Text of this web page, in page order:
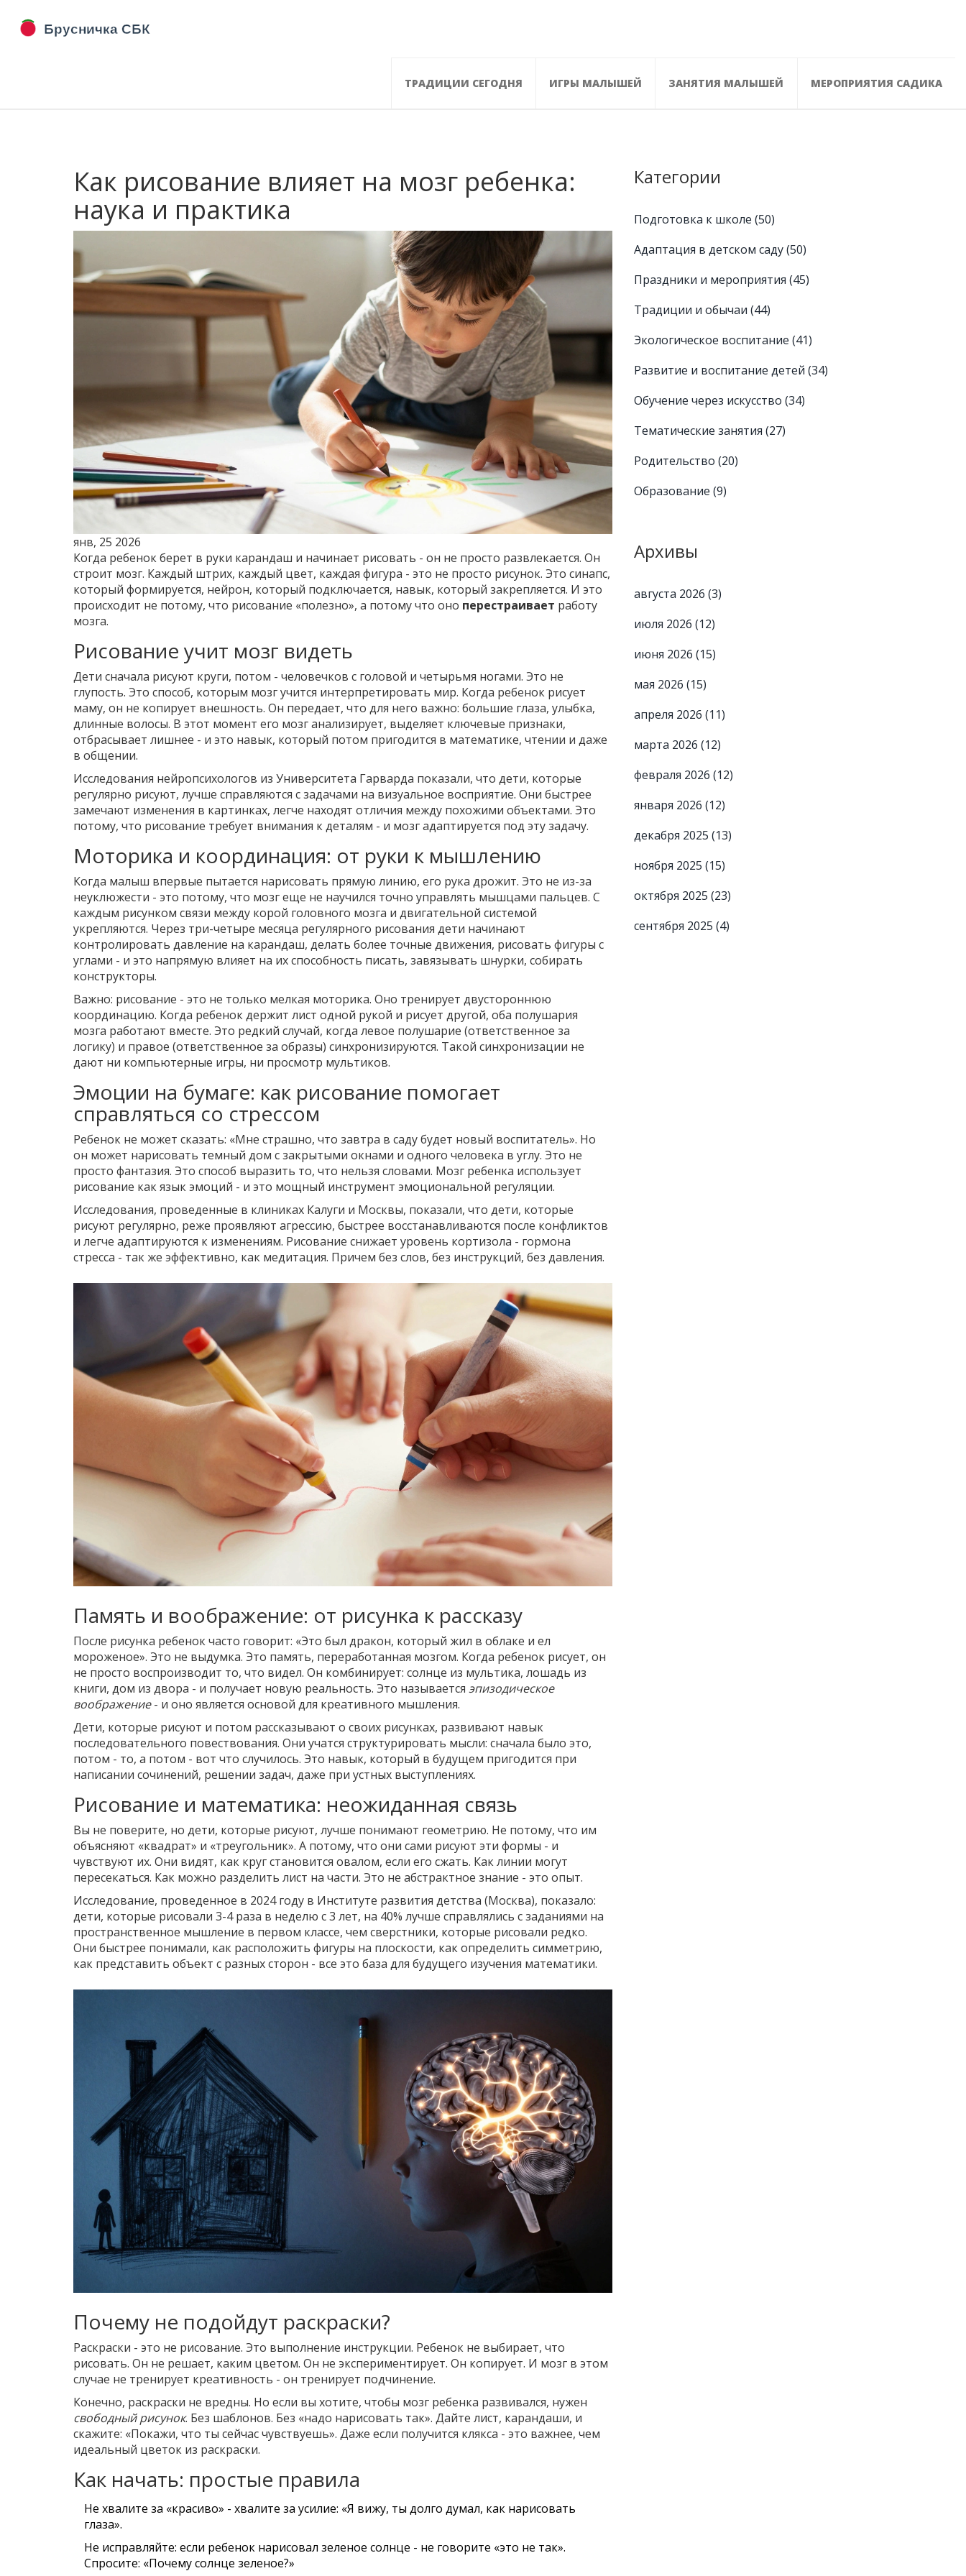
ТРАДИЦИИ СЕГОДНЯ ИГРЫ МАЛЫШЕЙ ЗАНЯТИЯ МАЛЫШЕЙ МЕРОПРИЯТИЯ САДИКА
Как рисование влияет на мозг ребенка:
наука и практика
янв, 25 2026
Когда ребенок берет в руки карандаш и начинает рисовать - он не просто развлекается. Он
строит мозг. Каждый штрих, каждый цвет, каждая фигура - это не просто рисунок. Это синапс,
который формируется, нейрон, который подключается, навык, который закрепляется. И это
происходит не потому, что рисование «полезно», а потому что оно перестраивает работу
мозга.
Рисование учит мозг видеть
Дети сначала рисуют круги, потом - человечков с головой и четырьмя ногами. Это не
глупость. Это способ, которым мозг учится интерпретировать мир. Когда ребенок рисует
маму, он не копирует внешность. Он передает, что для него важно: большие глаза, улыбка,
длинные волосы. В этот момент его мозг анализирует, выделяет ключевые признаки,
отбрасывает лишнее - и это навык, который потом пригодится в математике, чтении и даже
в общении.
Исследования нейропсихологов из Университета Гарварда показали, что дети, которые
регулярно рисуют, лучше справляются с задачами на визуальное восприятие. Они быстрее
замечают изменения в картинках, легче находят отличия между похожими объектами. Это
потому, что рисование требует внимания к деталям - и мозг адаптируется под эту задачу.
Моторика и координация: от руки к мышлению
Когда малыш впервые пытается нарисовать прямую линию, его рука дрожит. Это не из-за
неуклюжести - это потому, что мозг еще не научился точно управлять мышцами пальцев. С
каждым рисунком связи между корой головного мозга и двигательной системой
укрепляются. Через три-четыре месяца регулярного рисования дети начинают
контролировать давление на карандаш, делать более точные движения, рисовать фигуры с
углами - и это напрямую влияет на их способность писать, завязывать шнурки, собирать
конструкторы.
Важно: рисование - это не только мелкая моторика. Оно тренирует двустороннюю
координацию. Когда ребенок держит лист одной рукой и рисует другой, оба полушария
мозга работают вместе. Это редкий случай, когда левое полушарие (ответственное за
логику) и правое (ответственное за образы) синхронизируются. Такой синхронизации не
дают ни компьютерные игры, ни просмотр мультиков.
Эмоции на бумаге: как рисование помогает
справляться со стрессом
Ребенок не может сказать: «Мне страшно, что завтра в саду будет новый воспитатель». Но
он может нарисовать темный дом с закрытыми окнами и одного человека в углу. Это не
просто фантазия. Это способ выразить то, что нельзя словами. Мозг ребенка использует
рисование как язык эмоций - и это мощный инструмент эмоциональной регуляции.
Исследования, проведенные в клиниках Калуги и Москвы, показали, что дети, которые
рисуют регулярно, реже проявляют агрессию, быстрее восстанавливаются после конфликтов
и легче адаптируются к изменениям. Рисование снижает уровень кортизола - гормона
стресса - так же эффективно, как медитация. Причем без слов, без инструкций, без давления.
Память и воображение: от рисунка к рассказу
После рисунка ребенок часто говорит: «Это был дракон, который жил в облаке и ел
мороженое». Это не выдумка. Это память, переработанная мозгом. Когда ребенок рисует, он
не просто воспроизводит то, что видел. Он комбинирует: солнце из мультика, лошадь из
книги, дом из двора - и получает новую реальность. Это называется эпизодическое
воображение- и оно является основой для креативного мышления.
Дети, которые рисуют и потом рассказывают о своих рисунках, развивают навык
последовательного повествования. Они учатся структурировать мысли: сначала было это,
потом - то, а потом - вот что случилось. Это навык, который в будущем пригодится при
написании сочинений, решении задач, даже при устных выступлениях.
Рисование и математика: неожиданная связь
Вы не поверите, но дети, которые рисуют, лучше понимают геометрию. Не потому, что им
объясняют «квадрат» и «треугольник». А потому, что они сами рисуют эти формы - и
чувствуют их. Они видят, как круг становится овалом, если его сжать. Как линии могут
пересекаться. Как можно разделить лист на части. Это не абстрактное знание - это опыт.
Исследование, проведенное в 2024 году в Институте развития детства (Москва), показало:
дети, которые рисовали 3-4 раза в неделю с 3 лет, на 40% лучше справлялись с заданиями на
пространственное мышление в первом классе, чем сверстники, которые рисовали редко.
Они быстрее понимали, как расположить фигуры на плоскости, как определить симметрию,
как представить объект с разных сторон - все это база для будущего изучения математики.
Почему не подойдут раскраски?
Раскраски - это не рисование. Это выполнение инструкции. Ребенок не выбирает, что
рисовать. Он не решает, каким цветом. Он не экспериментирует. Он копирует. И мозг в этом
случае не тренирует креативность - он тренирует подчинение.
Конечно, раскраски не вредны. Но если вы хотите, чтобы мозг ребенка развивался, нужен
свободный рисунок. Без шаблонов. Без «надо нарисовать так». Дайте лист, карандаши, и
скажите: «Покажи, что ты сейчас чувствуешь». Даже если получится клякса - это важнее, чем
идеальный цветок из раскраски.
Как начать: простые правила
Не хвалите за «красиво» - хвалите за усилие: «Я вижу, ты долго думал, как нарисовать
глаза».
Не исправляйте: если ребенок нарисовал зеленое солнце - не говорите «это не так».
Спросите: «Почему солнце зеленое?»
Категории
Подготовка к школе (50)
Адаптация в детском саду(50)
Праздники и мероприятия (45)
Традиции и обычаи (44)
Экологическое воспитание (41)
Развитие и воспитание детей (34)
Обучение через искусство (34)
Тематические занятия (27)
Родительство (20)
Образование (9)
Архивы
августа 2026 (3)
июля 2026 (12)
июня 2026 (15)
мая 2026 (15)
апреля 2026 (11)
марта 2026 (12)
февраля 2026 (12)
января 2026 (12)
декабря 2025 (13)
ноября 2025 (15)
октября 2025 (23)
сентября 2025 (4)